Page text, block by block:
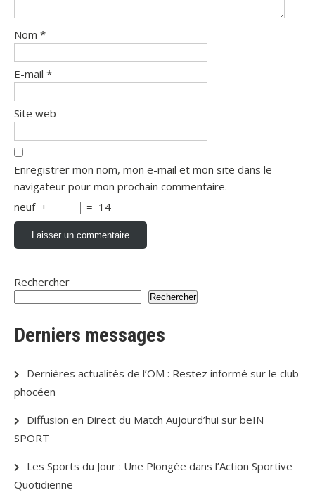
Nom *
E-mail *
Site web
Enregistrer mon nom, mon e-mail et mon site dans le
navigateur pour mon prochain commentaire.
neuf + = 14
Rechercher
Rechercher
Derniers messages
Dernières actualités de l’OM : Restez informé sur le club
phocéen
Diffusion en Direct du Match Aujourd’hui sur beIN
SPORT
Les Sports du Jour : Une Plongée dans l’Action Sportive
Quotidienne